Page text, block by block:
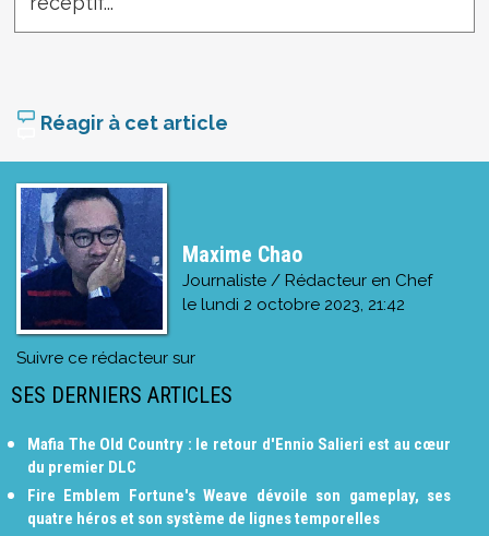
Réagir à cet article
Maxime Chao
Journaliste / Rédacteur en Chef
le lundi 2 octobre 2023, 21:42
Suivre ce rédacteur sur
SES DERNIERS ARTICLES
Mafia The Old Country : le retour d'Ennio Salieri est au cœur
du premier DLC
Fire Emblem Fortune's Weave dévoile son gameplay, ses
quatre héros et son système de lignes temporelles